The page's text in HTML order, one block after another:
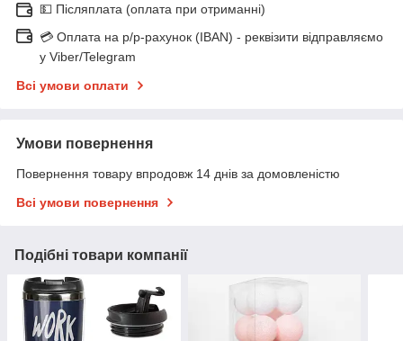
💵 Післяплата (оплата при отриманні)
💳 Оплата на р/р-рахунок (IBAN) - реквізити відправляємо
у Viber/Telegram
Всі умови оплати
Умови повернення
Повернення товару впродовж 14 днів за домовленістю
Всі умови повернення
Подібні товари компанії